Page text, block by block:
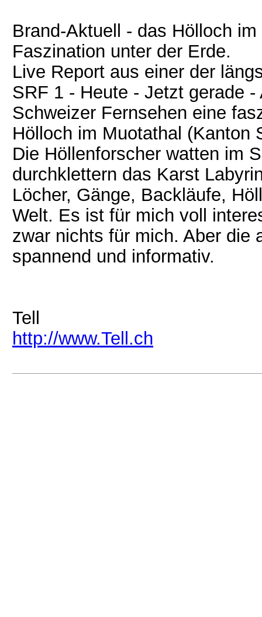
Brand-Aktuell - das Hölloch
Faszination unter der Erde.
Live Report aus einer der
SRF 1 - Heute - Jetzt gerade
Schweizer Fernsehen eine
Hölloch im Muotathal (Kanton
Die Höllenforscher watten im
durchklettern das Karst
Löcher, Gänge, Backläufe,
Welt. Es ist für mich voll
zwar nichts für mich. Aber die
spannend und informativ.
Tell
http://www.Tell.ch